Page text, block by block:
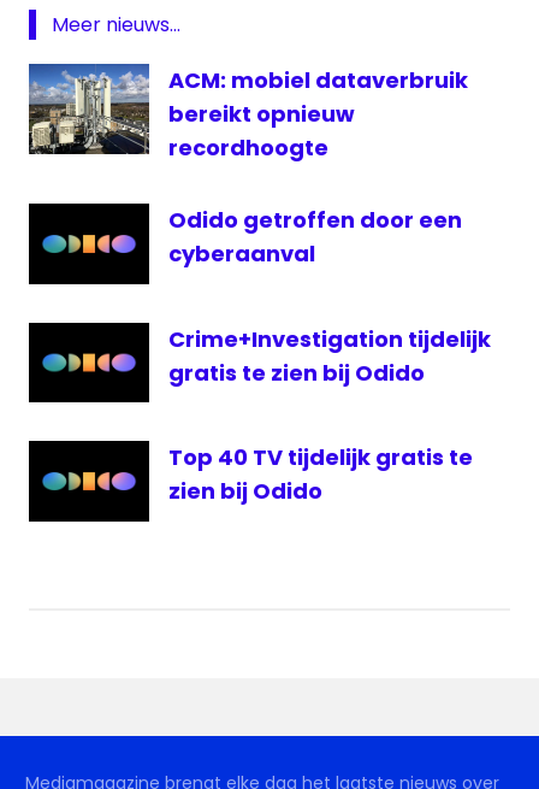
Meer nieuws...
ACM: mobiel dataverbruik
bereikt opnieuw
recordhoogte
Odido getroffen door een
cyberaanval
Crime+Investigation tijdelijk
gratis te zien bij Odido
Top 40 TV tijdelijk gratis te
zien bij Odido
Mediamagazine brengt elke dag het laatste nieuws over